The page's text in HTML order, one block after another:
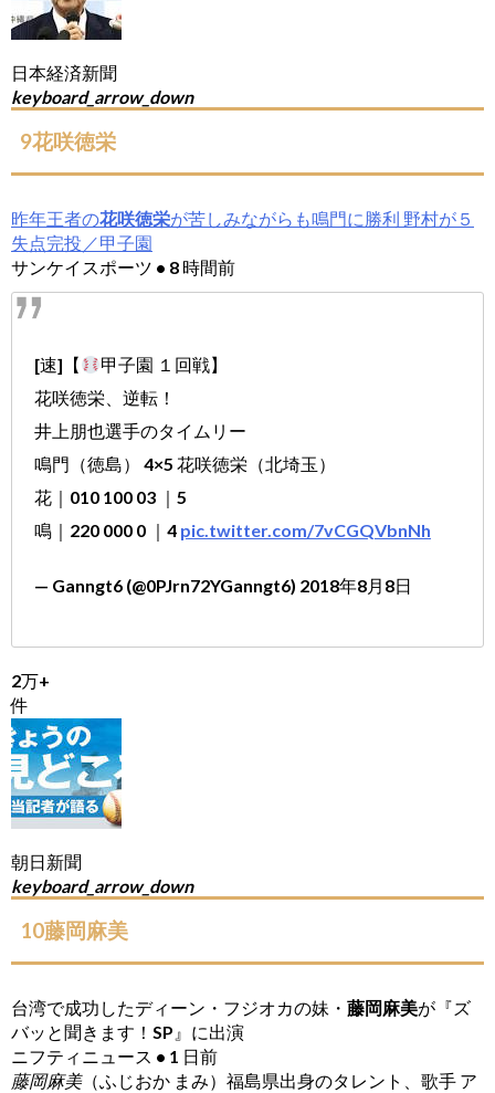
日本経済新聞
keyboard_arrow_down
9花咲徳栄
昨年王者の花咲徳栄が苦しみながらも鳴門に勝利 野村が５
失点完投／甲子園
サンケイスポーツ • 8 時間前
[速]【
甲子園 １回戦】
花咲徳栄、逆転！
井上朋也選手のタイムリー
鳴門（徳島） 4×5 花咲徳栄（北埼玉）
花｜010 100 03 ｜5
鳴｜220 000 0 ｜4 pic.twitter.com/7vCGQVbnNh
— Ganngt6 (@0PJrn72YGanngt6) 2018年8月8日
2万+
件
朝日新聞
keyboard_arrow_down
10藤岡麻美
台湾で成功したディーン・フジオカの妹・ 藤岡麻美が『ズ
バッと聞きます！SP』に出演
ニフティニュース • 1 日前
藤岡麻美（ふじおか まみ）福島県出身のタレント、歌手 ア